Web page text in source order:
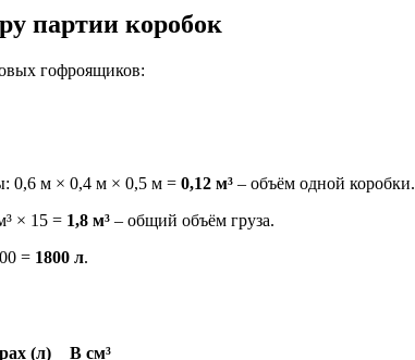
партии коробок
гофроящиков:
0,6 м × 0,4 м × 0,5 м = 0,12 м³ – объём одной коробки.
× 15 = 1,8 м³ – общий объём груза.
= 1800 л.
(л)
В см³